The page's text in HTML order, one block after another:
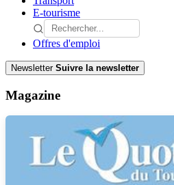
E-tourisme
Offres d'emploi
Newsletter Suivre la newsletter
Magazine